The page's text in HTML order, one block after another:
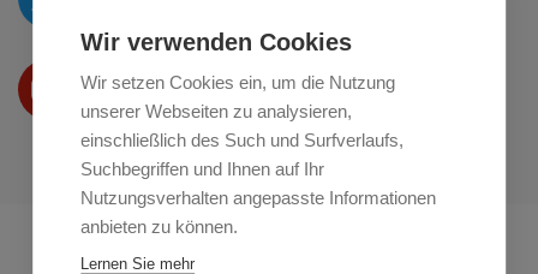
Wir verwenden Cookies
Wir setzen Cookies ein, um die Nutzung
unserer Webseiten zu analysieren,
einschließlich des Such und Surfverlaufs,
Suchbegriffen und Ihnen auf Ihr
Nutzungsverhalten angepasste Informationen
anbieten zu können.
Lernen Sie mehr
Wir präsentieren Ihre produkte
Youtube
Profikuchar.sk